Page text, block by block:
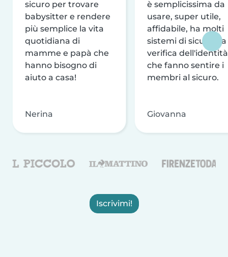
sicuro per trovare
babysitter e rendere
più semplice la vita
quotidiana di
mamme e papà che
hanno bisogno di
aiuto a casa!
Nerina
è semplicissima da
usare, super utile,
affidabile, ha molti
sistemi di sicurezza
verifica dell'identità
che fanno sentire i
membri al sicuro.
Giovanna
Iscrivimi!